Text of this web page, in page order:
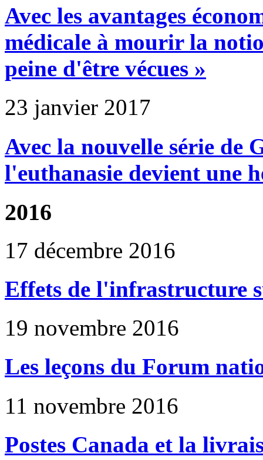
Avec les avantages
médicale à mourir la
peine d'être vécues »
23 janvier 2017
Avec la nouvelle série de
l'euthanasie devient une
2016
17 décembre 2016
Effets de l'infrastructure
19 novembre 2016
Les leçons du Forum
11 novembre 2016
Postes Canada et la